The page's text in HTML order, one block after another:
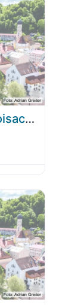
Favorit
Altkleidercontainer Am Loisachbogen
Favorit